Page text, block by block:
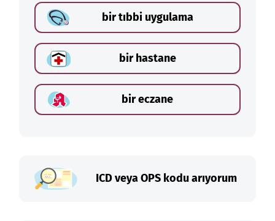
bir tıbbi uygulama
bir hastane
bir eczane
ICD veya OPS kodu arıyorum